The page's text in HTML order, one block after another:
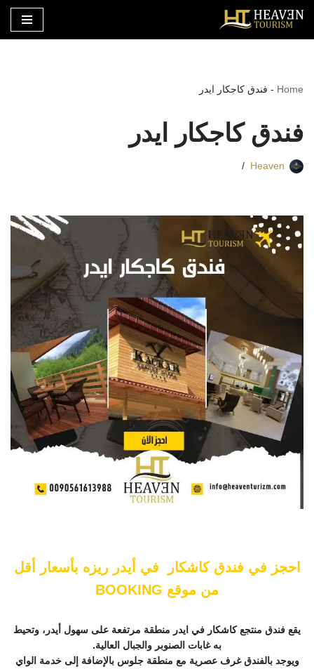
تخطى
Home
- فندق كاجكار ايدر
فندق كاجكار ايدر
Heaven
احجز في فندق كاشكار في أيدر ريزه بأسعار أقل
من موقع BOOKING
يقع فندق منتجع كاشكار في ايدر منطقة مرتفعة على سهول أيدر، وتحيط
به غابات الصنوبر والجبال العالية.
ويوجد بالفندق غرف عصرية مع منطقة جلوس بالإضافة إلى خدمة الواي